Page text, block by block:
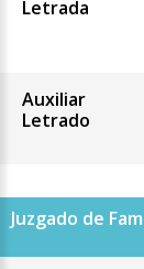
Letrada
Auxiliar
Letrado
Juzgado de